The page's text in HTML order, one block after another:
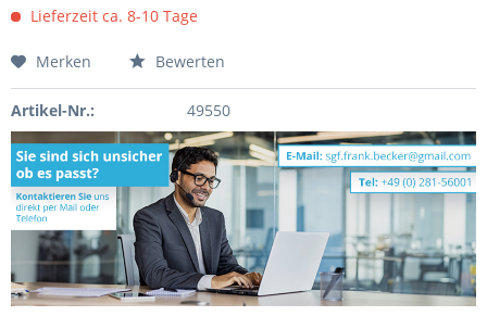
Lieferzeit ca. 8-10 Tage
Merken Bewerten
Artikel-Nr.: 49550